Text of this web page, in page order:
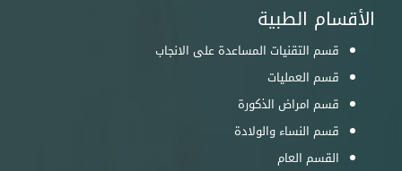
الأقسام الطبية
قسم التقنيات المساعدة على الانجاب
قسم العمليات
قسم امراض الذكورة
قسم النساء والولادة
القسم العام